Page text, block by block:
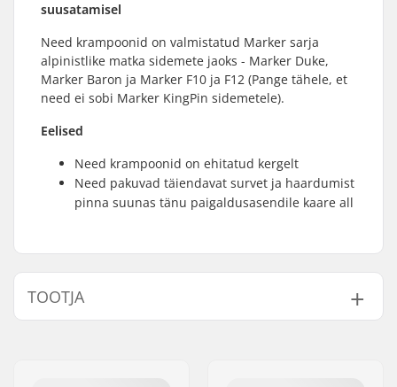
suusatamisel
Need krampoonid on valmistatud Marker sarja
alpinistlike matka sidemete jaoks - Marker Duke,
Marker Baron ja Marker F10 ja F12 (Pange tähele, et
need ei sobi Marker KingPin sidemetele).
Eelised
Need krampoonid on ehitatud kergelt
Need pakuvad täiendavat survet ja haardumist
pinna suunas tänu paigaldusasendile kaare all
TOOTJA